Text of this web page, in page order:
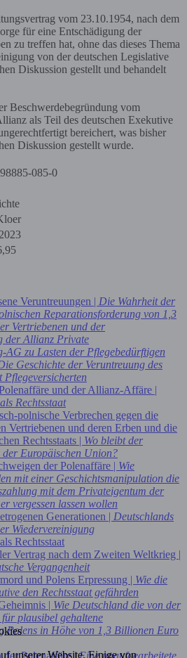
vom 23.10.1954, nach dem
für eine Entschädigung der
zu treffen hat, ohne das dieses Thema
von der deutschen Legislative
Diskussion gestellt und behandelt
Beschwerdebegründung vom
als Teil des deutschen Exekutive
bereichert, was bisher
Diskussion gestellt wurde.
085-0
Veruntreuungen | Die Wahrheit der
Reparationsforderung von 1,3
Vertriebenen und der
der Allianz Private
AG zu Lasten der Pflegebedürftigen
Geschichte der Veruntreuung des
Pflegeversicherten
und der Allianz-Affäre |
Rechtsstaat
polnische Verbrechen gegen die
Vertriebenen und deren Erben und die
Rechtsstaats | Wo bleibt der
der Europäischen Union?
der Polenaffäre | Wie
mit einer Geschichtsmanipulation die
mit dem Privateigentum der
vergessen lassen wollen
Generationen | Deutschlands
Wiedervereinigung
Rechtsstaat
Vertrag nach dem Zweiten Weltkrieg |
Vergangenheit
und Polens Erpressung | Wie die
den Rechtsstaat gefährden
| Wie Deutschland die von der
plausibel gehaltene
Polens in Höhe von 1,3 Billionen Euro
der Polenaffäre |Eine unaufgearbeitete
unserer Website. Einige von